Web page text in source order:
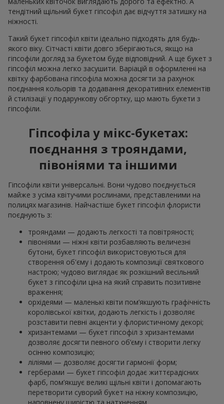
тендітний щільний букет гіпсофіл дає відчуття затишку на
ніжності.
Такий букет гіпсофіл квіти ідеально підходять для будь-
якого віку. Сітчасті квіти довго зберігаються, якщо на
гіпсофіли догляд за букетом буде відповідний. А ще букет з
гіпсофіл можна легко засушити. Варіацій в оформленні на
квітку фарбована гіпсофіла можна досягти за рахунок
поєднання кольорів та додавання декоративних елементів
й стилізації у подарункову обгортку, що мають букети з
гіпсофіли.
Гіпсофіла у мікс-букетах:
поєднання з трояндами,
півоніями та іншими
Гіпсофіли квіти універсальні. Вони чудово поєднується
майже з усіма квітучими рослинами, представленими на
полицях магазинів. Найчастіше букет гіпсофіл флористи
поєднують з:
трояндами — додають легкості та повітряності;
півоніями — ніжні квіти розбавляють величезні
бутони, букет гіпсофіл використовуються для
створення об'єму і додають композиції святкового
настрою; чудово виглядає як розкішний весільний
букет з гіпсофіли ціна на який справить позитивне
враження;
орхідеями — маленькі квіти пом’якшують графічність
королівської квітки, додають легкість і дозволяє
розставити певні акценти у флористичному декорі;
хризантемами — букет гіпсофіл з хризантемами
дозволяє досягти певного об’єму і створити легку
осінню композицію;
ліліями — дозволяє досягти гармонії форм;
герберами — букет гіпсофіл додає життєрадісних
фарб, пом’якшує великі щільні квіти і допомагають
перетворити суворий букет на ніжну композицію,
наповнену щирістю та натхненням.